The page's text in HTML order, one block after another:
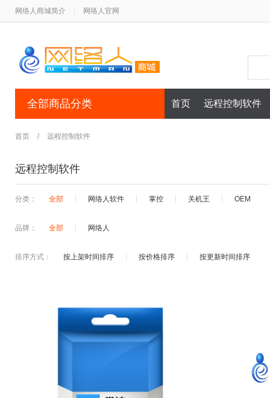
网络人商城简介 网络人官网
全部商品分类 首页 远程控制软件
首页 / 远程控制软件
远程控制软件
分类： 全部 网络人软件 掌控 关机王 OEM
品牌： 全部 网络人
排序方式： 按上架时间排序 按价格排序 按更新时间排序